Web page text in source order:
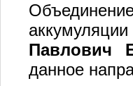
Павлович
данное